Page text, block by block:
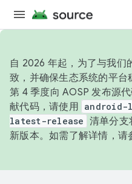
自 2026 年起，为了与我们
致，并确保生态系统的平
第 4 季度向 AOSP 发布源
献代码，请使用 android-
latest-release 清单分支
新版本。如需了解详情，请